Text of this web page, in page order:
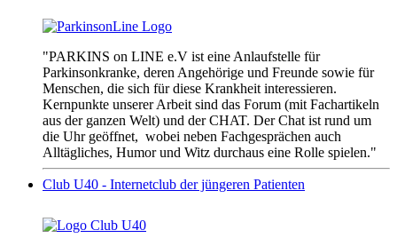
"PARKINS on LINE e.V ist eine Anlaufstelle für
Parkinsonkranke, deren Angehörige und Freunde sowie für
Menschen, die sich für diese Krankheit interessieren.
Kernpunkte unserer Arbeit sind das Forum (mit Fachartikeln
aus der ganzen Welt) und der CHAT. Der Chat ist rund um
die Uhr geöffnet, wobei neben Fachgesprächen auch
Alltägliches, Humor und Witz durchaus eine Rolle spielen."
Club U40 - Internetclub der jüngeren Patienten